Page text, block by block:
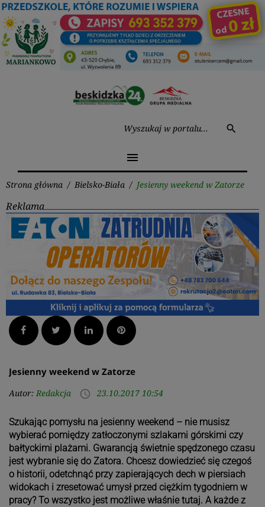
Przejdź
do
treści
search
menu
Strona główna / Bielsko-Biała / Jesienny weekend w Zatorze
Reklama
Facebook Twitter LinkedInPinterest
Jesienny weekend w Zatorze
Autor: Redakcja access_time 23.10.2017 10:54
Szukając pomysłu na jesienny weekend – nie musisz
wybierać pomiędzy zatłoczonymi szlakami górskimi czy
bałtyckimi plażami. Gwarancją świetnie spędzonego czasu
jest wybranie się do Zatora. Chcesz dowiedzieć się czegoś
o historii, odetchnąć przy zapierających dech w piersiach
widokach i zresetować umysł przed ciężkim tygodniem w
pracy? To wszystko jest możliwe właśnie tutaj. A każde z